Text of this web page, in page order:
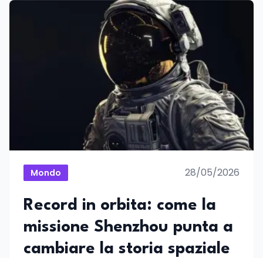
Mondo 28/05/2026
Record in orbita: come la
missione Shenzhou punta a
cambiare la storia spaziale